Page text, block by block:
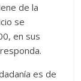
de la
se
en sus
es de